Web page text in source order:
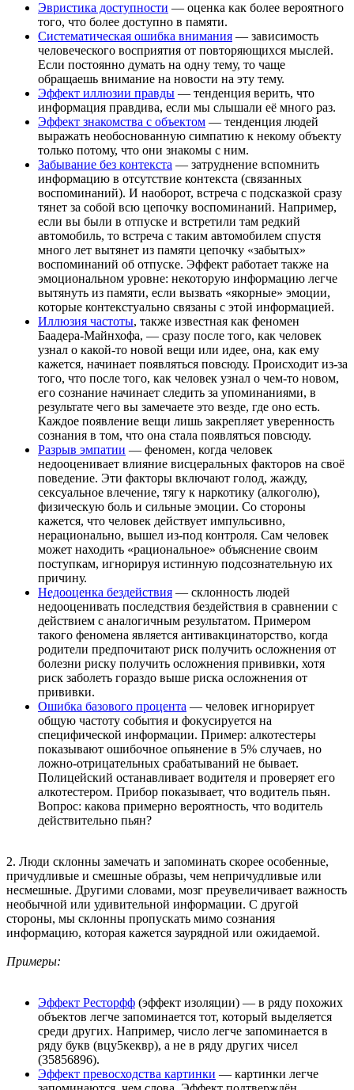
Эвристика доступности — оценка как более вероятного
того, что более доступно в памяти.
Систематическая ошибка внимания — зависимость
человеческого восприятия от повторяющихся мыслей.
Если постоянно думать на одну тему, то чаще
обращаешь внимание на новости на эту тему.
Эффект иллюзии правды — тенденция верить, что
информация правдива, если мы слышали её много раз.
Эффект знакомства с объектом — тенденция людей
выражать необоснованную симпатию к некому объекту
только потому, что они знакомы с ним.
Забывание без контекста — затруднение вспомнить
информацию в отсутствие контекста (связанных
воспоминаний). И наоборот, встреча с подсказкой сразу
тянет за собой всю цепочку воспоминаний. Например,
если вы были в отпуске и встретили там редкий
автомобиль, то встреча с таким автомобилем спустя
много лет вытянет из памяти цепочку «забытых»
воспоминаний об отпуске. Эффект работает также на
эмоциональном уровне: некоторую информацию легче
вытянуть из памяти, если вызвать «якорные» эмоции,
которые контекстуально связаны с этой информацией.
Иллюзия частоты, также известная как феномен
Баадера-Майнхофа, — сразу после того, как человек
узнал о какой-то новой вещи или идее, она, как ему
кажется, начинает появляться повсюду. Происходит из-за
того, что после того, как человек узнал о чем-то новом,
его сознание начинает следить за упоминаниями, в
результате чего вы замечаете это везде, где оно есть.
Каждое появление вещи лишь закрепляет уверенность
сознания в том, что она стала появляться повсюду.
Разрыв эмпатии — феномен, когда человек
недооценивает влияние висцеральных факторов на своё
поведение. Эти факторы включают голод, жажду,
сексуальное влечение, тягу к наркотику (алкоголю),
физическую боль и сильные эмоции. Со стороны
кажется, что человек действует импульсивно,
нерационально, вышел из-под контроля. Сам человек
может находить «рациональное» объяснение своим
поступкам, игнорируя истинную подсознательную их
причину.
Недооценка бездействия — склонность людей
недооценивать последствия бездействия в сравнении с
действием с аналогичным результатом. Примером
такого феномена является антивакцинаторство, когда
родители предпочитают риск получить осложнения от
болезни риску получить осложнения прививки, хотя
риск заболеть гораздо выше риска осложнения от
прививки.
Ошибка базового процента — человек игнорирует
общую частоту события и фокусируется на
специфической информации. Пример: алкотестеры
показывают ошибочное опьянение в 5% случаев, но
ложно-отрицательных срабатываний не бывает.
Полицейский останавливает водителя и проверяет его
алкотестером. Прибор показывает, что водитель пьян.
Вопрос: какова примерно вероятность, что водитель
действительно пьян?
2. Люди склонны замечать и запоминать скорее особенные,
причудливые и смешные образы, чем непричудливые или
несмешные. Другими словами, мозг преувеличивает важность
необычной или удивительной информации. С другой
стороны, мы склонны пропускать мимо сознания
информацию, которая кажется заурядной или ожидаемой.
Примеры:
Эффект Ресторфф (эффект изоляции) — в ряду похожих
объектов легче запоминается тот, который выделяется
среди других. Например, число легче запоминается в
ряду букв (вцу5кеквр), а не в ряду других чисел
(35856896).
Эффект превосходства картинки — картинки легче